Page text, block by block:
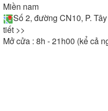
Miền nam
Số 2, đường CN10, P.
tiết >>
Mở cửa : 8h - 21h00 (kể cả